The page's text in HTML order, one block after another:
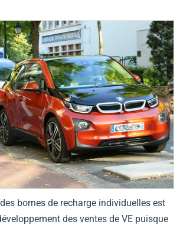
bornes de recharge individuelles est
des ventes de VE puisque